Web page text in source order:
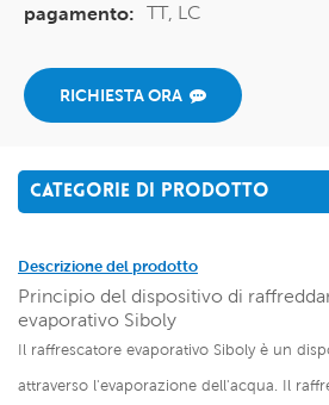
pagamento: TT, LC
RICHIESTA ORA
CATEGORIE DI PRODOTTO
Descrizione del prodotto
Principio del dispositivo di
evaporativo Siboly
Il raffrescatore evaporativo Siboly è un
attraverso l'evaporazione dell'acqua. Il